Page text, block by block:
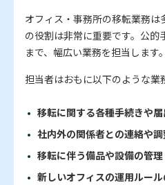
オフィス・事務所の移転業務
の役割は非常に重要です。公
まで、幅広い業務を担当します。
担当者はおもに以下のような業
移転に関する各種手続きや
社内外の関係者との連絡や調
移転に伴う備品や設備の管理
新しいオフィスの運用ルー